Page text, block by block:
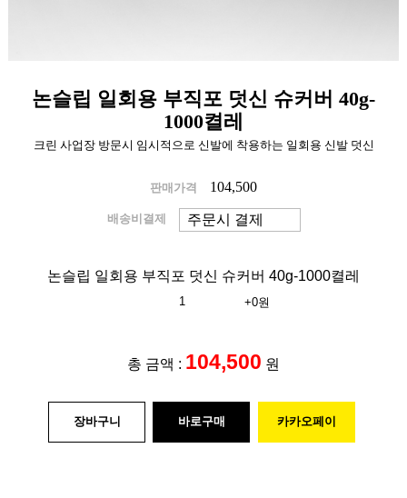
논슬립 일회용 부직포 덧신 슈커버 40g-
1000켤레
크린 사업장 방문시 임시적으로 신발에 착용하는 일회용 신발 덧신
판매가격 104,500
배송비결제
논슬립 일회용 부직포 덧신 슈커버 40g-1000켤레
+0원
총 금액 : 104,500 원
장바구니 바로구매 카카오페이